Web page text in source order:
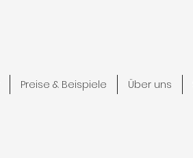
Preise & Beispiele Über uns